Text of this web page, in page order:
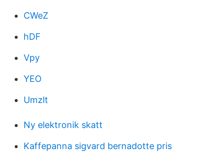
CWeZ
hDF
Vpy
YEO
Umzlt
Ny elektronik skatt
Kaffepanna sigvard bernadotte pris